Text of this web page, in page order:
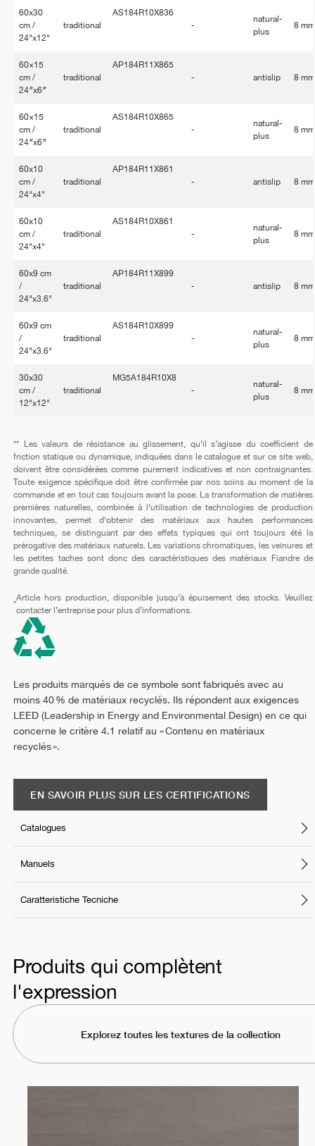
60x30
cm /
24"x12"
traditional
AS184R10X836
-
natural-
plus
8 mm
60×15
cm /
24″x6″
traditional
AP184R11X865
-
antislip 8 mm
60×15
cm /
24″x6″
traditional
AS184R10X865
-
natural-
plus
8 mm
60x10
cm /
24"x4"
traditional
AP184R11X861
-
antislip 8 mm
60x10
cm /
24"x4"
traditional
AS184R10X861
-
natural-
plus
8 mm
60x9 cm
/
24"x3.6"
traditional
AP184R11X899
-
antislip 8 mm
60x9 cm
/
24"x3.6"
traditional
AS184R10X899
-
natural-
plus
8 mm
30x30
cm /
12"x12"
traditional
MG5A184R10X8
-
natural-
plus
8 mm
** Les valeurs de résistance au glissement, qu’il s’agisse du coefficient de
friction statique ou dynamique, indiquées dans le catalogue et sur ce site web,
doivent être considérées comme purement indicatives et non contraignantes.
Toute exigence spécifique doit être confirmée par nos soins au moment de la
commande et en tout cas toujours avant la pose. La transformation de matières
premières naturelles, combinée à l'utilisation de technologies de production
innovantes, permet d'obtenir des matériaux aux hautes performances
techniques, se distinguant par des effets typiques qui ont toujours été la
prérogative des matériaux naturels. Les variations chromatiques, les veinures et
les petites taches sont donc des caractéristiques des matériaux Fiandre de
grande qualité.
*
Article hors production, disponible jusqu’à épuisement des stocks. Veuillez
contacter l’entreprise pour plus d’informations.
Les produits marqués de ce symbole sont fabriqués avec au
moins 40 % de matériaux recyclés. Ils répondent aux exigences
LEED (Leadership in Energy and Environmental Design) en ce qui
concerne le critère 4.1 relatif au « Contenu en matériaux
recyclés ».
EN SAVOIR PLUS SUR LES CERTIFICATIONS
Catalogues
Manuels
Caratteristiche Tecniche
Produits qui complètent
l'expression
Explorez toutes les textures de la collection